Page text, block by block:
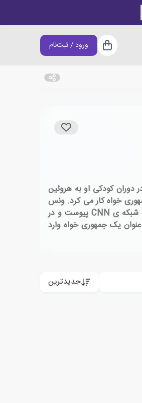
سبد خرید
ورود / ثبت‌نام
نیز در دوران کودکی او به هروئین
خواه کار می کرد. ونس
سپس به دانشکده ی حقوق ییل رفت و در اولین سال حضور، استادش ایمی چوا او را متقاعد کرد که شرح حال خود را بنویسد.او در ژانویه ی 2017 به شبکه ی CNN پیوست و در
یک جمهوری خواه وارد
جدیدترین